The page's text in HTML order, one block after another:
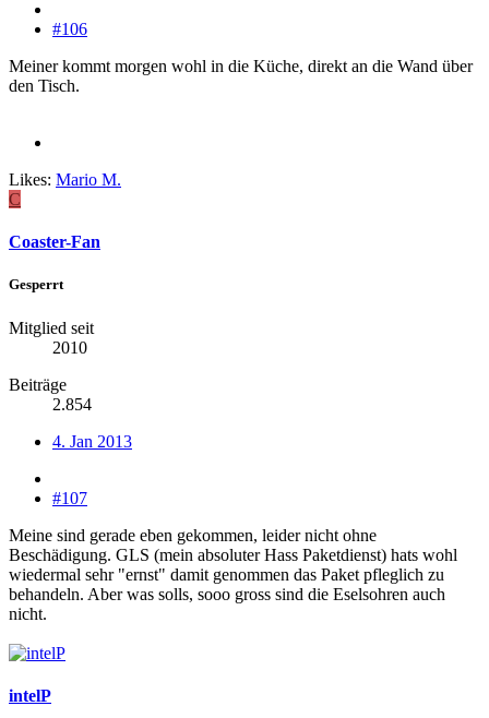
#106
Meiner kommt morgen wohl in die Küche, direkt an die Wand über
den Tisch.
Likes: Mario M.
C
Coaster-Fan
Gesperrt
Mitglied seit
2010
Beiträge
2.854
4. Jan 2013
#107
Meine sind gerade eben gekommen, leider nicht ohne
Beschädigung. GLS (mein absoluter Hass Paketdienst) hats wohl
wiedermal sehr "ernst" damit genommen das Paket pfleglich zu
behandeln. Aber was solls, sooo gross sind die Eselsohren auch
nicht.
intelP